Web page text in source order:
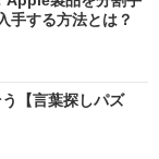
手する方法とは？
【言葉探しパズ